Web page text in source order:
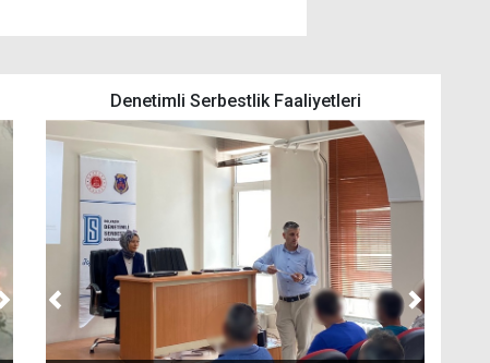
Sonraki
Denetimli Serbestlik Faaliyetleri
Önceki Sonraki